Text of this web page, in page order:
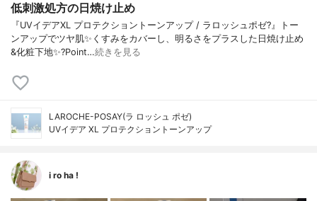
低刺激処方の日焼け止め
『UVイデアXL プロテクショントーンアップ / ラロッシュポゼ?』トー
ンアップでツヤ肌✨くすみをカバーし、明るさをプラスした日焼け止め
&化粧下地✨?Point…続きを見る
LAROCHE-POSAY(ラ ロッシュ ポゼ)
UVイデア XL プロテクショントーンアップ
i ro ha !